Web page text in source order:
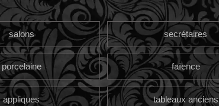
salons secrétaires
porcelaine faïence
appliques tableaux anciens